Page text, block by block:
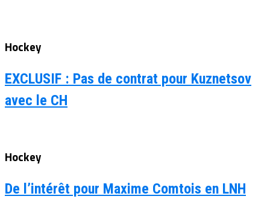
Hockey
EXCLUSIF : Pas de contrat pour Kuznetsov
avec le CH
Hockey
De l’intérêt pour Maxime Comtois en LNH